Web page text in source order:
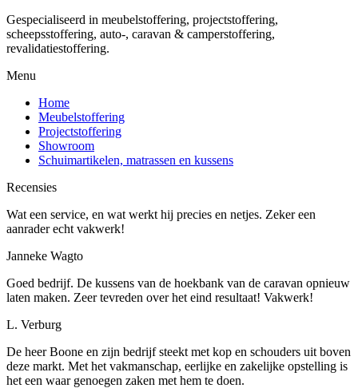
Gespecialiseerd in meubelstoffering, projectstoffering,
scheepsstoffering, auto-, caravan & camperstoffering,
revalidatiestoffering.
Menu
Home
Meubelstoffering
Projectstoffering
Showroom
Schuimartikelen, matrassen en kussens
Recensies
Wat een service, en wat werkt hij precies en netjes. Zeker een
aanrader echt vakwerk!
Janneke Wagto
Goed bedrijf. De kussens van de hoekbank van de caravan opnieuw
laten maken. Zeer tevreden over het eind resultaat! Vakwerk!
L. Verburg
De heer Boone en zijn bedrijf steekt met kop en schouders uit boven
deze markt. Met het vakmanschap, eerlijke en zakelijke opstelling is
het een waar genoegen zaken met hem te doen.